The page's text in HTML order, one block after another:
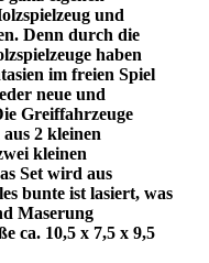
und
Denn durch die
haben
im freien Spiel
neue und
Greiffahrzeuge
2 kleinen
kleinen
Set wird aus
bunte ist lasiert, was
Maserung
ca. 10,5 x 7,5 x 9,5